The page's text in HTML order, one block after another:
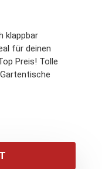
klappbar
für deinen
Preis! Tolle